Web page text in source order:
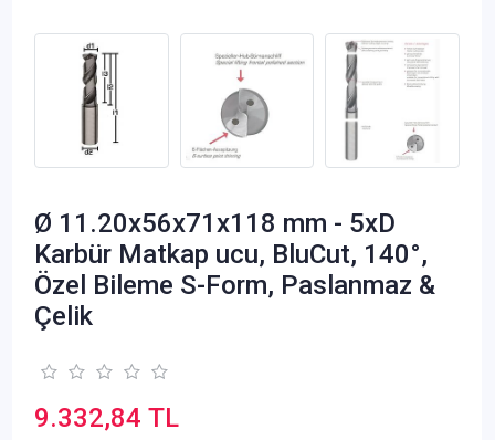
Ø 11.20x56x71x118 mm - 5xD
Karbür Matkap ucu, BluCut, 140°,
Özel Bileme S-Form, Paslanmaz &
Çelik
9.332,84 TL